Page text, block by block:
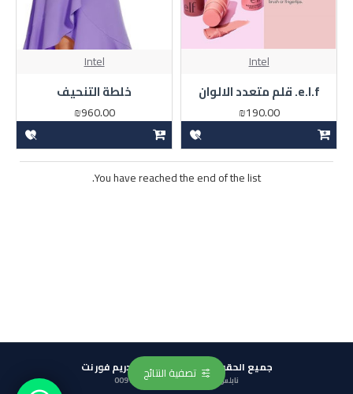
Intel
e.l.f. قلم متعدد الالوان
₪190.00
Intel
خلطة التنحيف
₪960.00
You have reached the end of the list.
جميع الحقوق محفوطة © 2025, دريم فور نت
نابلس - رفيديا - 00972599250395تصفية النتائج